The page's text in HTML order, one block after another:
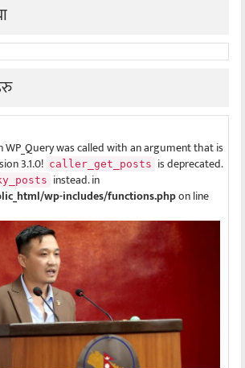
WP_Query was called with an argument that is
3.1.0! caller_get_posts is deprecated.
instead. in
wp-includes/functions.phpon line